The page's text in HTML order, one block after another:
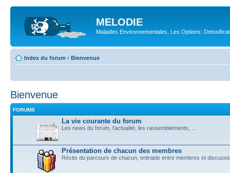
MELODIE
Maladies Environnementales, Les Options:
Index du forum ‹ Bienvenue
Bienvenue
FORUMS
La vie courante du forum
Les news du forum, l'actualité, les rassemblements, ...
Présentation de chacun des membres
Récits du parcours de chacun, entraide entre membres et